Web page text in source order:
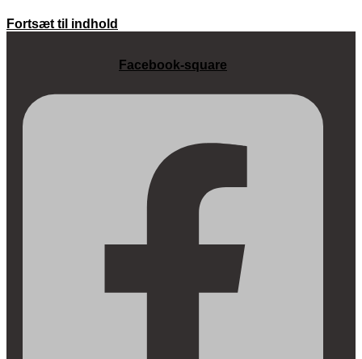
Fortsæt til indhold
Facebook-square